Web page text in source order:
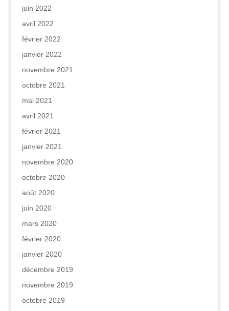
juin 2022
avril 2022
février 2022
janvier 2022
novembre 2021
octobre 2021
mai 2021
avril 2021
février 2021
janvier 2021
novembre 2020
octobre 2020
août 2020
juin 2020
mars 2020
février 2020
janvier 2020
décembre 2019
novembre 2019
octobre 2019